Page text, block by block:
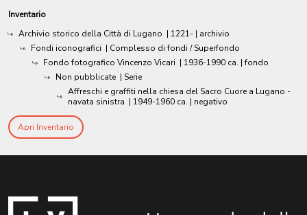
Inventario
Archivio storico della Città di Lugano | 1221- | archivio
Fondi iconografici | Complesso di fondi / Superfondo
Fondo fotografico Vincenzo Vicari | 1936-1990 ca. | fondo
Non pubblicate | Serie
Affreschi e graffiti nella chiesa del Sacro Cuore a Lugano -
navata sinistra | 1949-1960 ca. | negativo
Apri Inventario